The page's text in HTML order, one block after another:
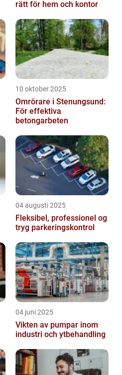
rätt för hem och kontor
10 oktober 2025
Omrörare i Stenungsund:
För effektiva
betongarbeten
04 augusti 2025
Fleksibel, professionel og
tryg parkeringskontrol
04 juni 2025
Vikten av pumpar inom
industri och ytbehandling